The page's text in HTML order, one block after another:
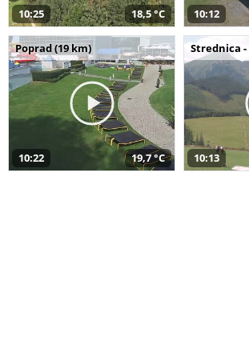
10:25 18,5 °C 10:12
Poprad (19 km)
10:22 19,7 °C
Strednica -
10:13